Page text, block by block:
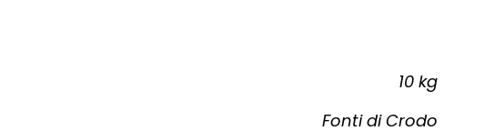
10 kg
Fonti di Crodo